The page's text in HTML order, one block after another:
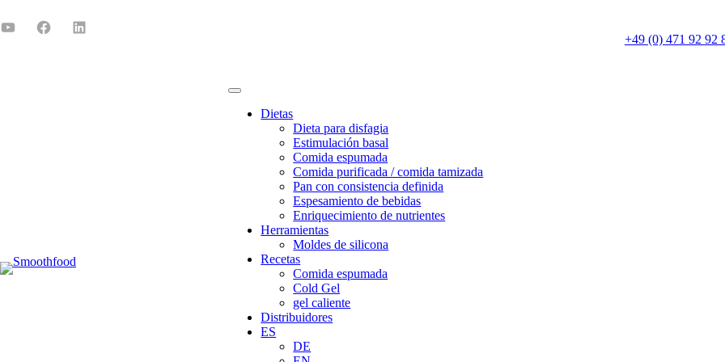
+49 (0) 471 92 92
Dietas
Dieta para disfagia
Estimulación basal
Comida espumada
Comida purificada / comida tamizada
Pan con consistencia definida
Espesamiento de bebidas
Enriquecimiento de nutrientes
Herramientas
Moldes de silicona
Recetas
Comida espumada
Cold Gel
gel caliente
Distribuidores
ES
DE